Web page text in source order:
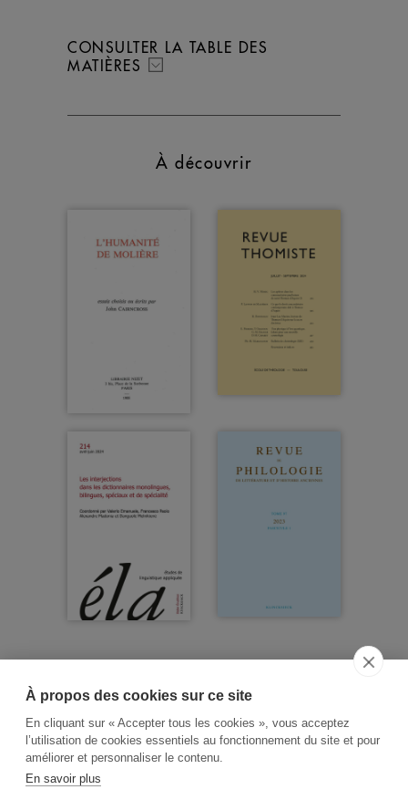
À propos des cookies sur ce site
En cliquant sur « Accepter tous les cookies », vous acceptez
l’utilisation de cookies essentiels au fonctionnement du site et pour
améliorer et personnaliser le contenu.
En savoir plus
CONSULTER LA TABLE DES
MATIÈRES
À découvrir
RECHERCHE THÉMATIQUE